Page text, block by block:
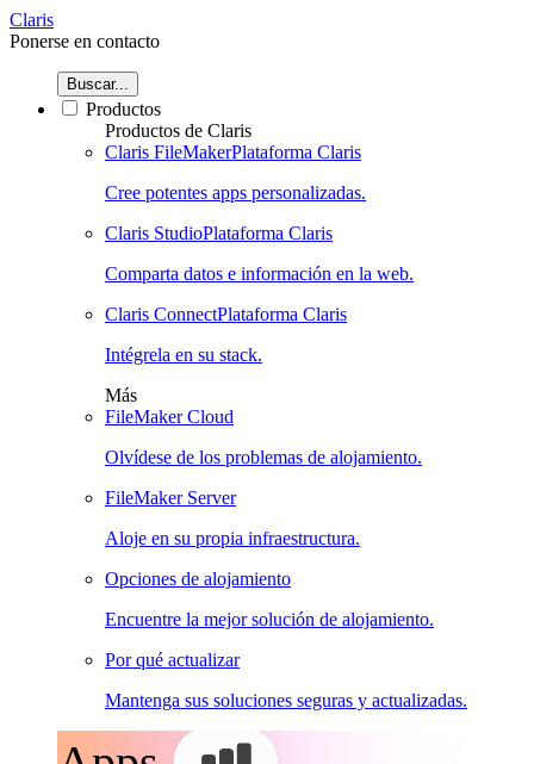
Claris
Ponerse en contacto
Buscar...
Productos
Productos de Claris
Claris FileMakerPlataforma Claris
Cree potentes apps personalizadas.
Claris StudioPlataforma Claris
Comparta datos e información en la web.
Claris ConnectPlataforma Claris
Intégrela en su stack.
Más
FileMaker Cloud
Olvídese de los problemas de alojamiento.
FileMaker Server
Aloje en su propia infraestructura.
Opciones de alojamiento
Encuentre la mejor solución de alojamiento.
Por qué actualizar
Mantenga sus soluciones seguras y actualizadas.